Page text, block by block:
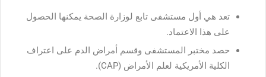
تعد هي أول مستشفى تابع لوزارة الصحة يمكنها الحصول
على هذا الاعتماد.
حصد مختبر المستشفى وقسم أمراض الدم على اعتراف
الكلية الأمريكية لعلم الأمراض (CAP).